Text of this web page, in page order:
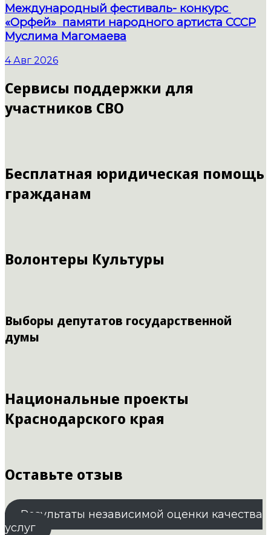
Международный фестиваль- конкурс
«Орфей» памяти народного артиста СССР
Муслима Магомаева
4 Авг 2026
Сервисы поддержки для
участников СВО
Бесплатная юридическая помощь
гражданам
Волонтеры Культуры
Выборы депутатов государственной
думы
Национальные проекты
Краснодарского края
Оставьте отзыв
Результаты независимой оценки качества
услуг